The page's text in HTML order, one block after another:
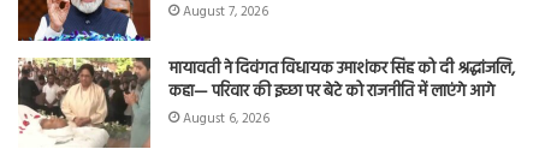
August 7, 2026
मायावती ने दिवंगत विधायक उमाशंकर सिंह को दी श्रद्धांजलि,
कहा— परिवार की इच्छा पर बेटे को राजनीति में लाएंगे आगे
August 6, 2026